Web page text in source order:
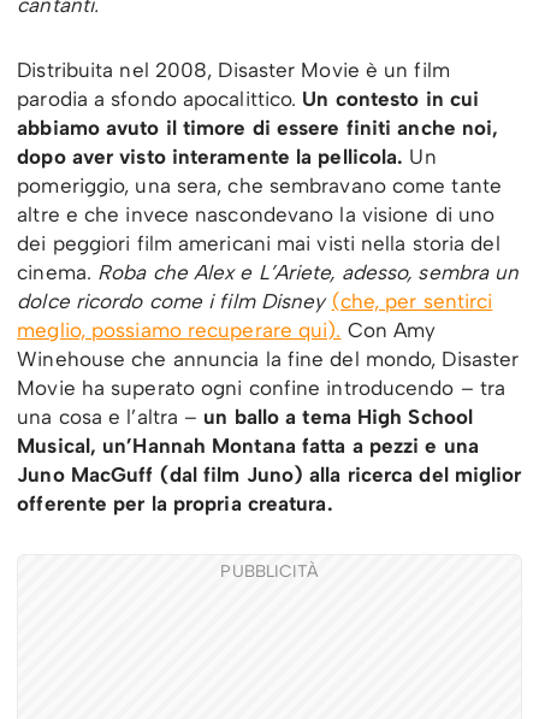
cantanti.
Distribuita nel 2008, Disaster Movie è un film
parodia a sfondo apocalittico. Un contesto in cui
abbiamo avuto il timore di essere finiti anche noi,
dopo aver visto interamente la pellicola. Un
pomeriggio, una sera, che sembravano come tante
altre e che invece nascondevano la visione di uno
dei peggiori film americani mai visti nella storia del
cinema. Roba che Alex e L’Ariete, adesso, sembra un
dolce ricordo come i film Disney (che, per sentirci
meglio, possiamo recuperare qui). Con Amy
Winehouse che annuncia la fine del mondo, Disaster
Movie ha superato ogni confine introducendo – tra
una cosa e l’altra – un ballo a tema High School
Musical, un’Hannah Montana fatta a pezzi e una
Juno MacGuff (dal film Juno) alla ricerca del miglior
offerente per la propria creatura.
PUBBLICITÀ